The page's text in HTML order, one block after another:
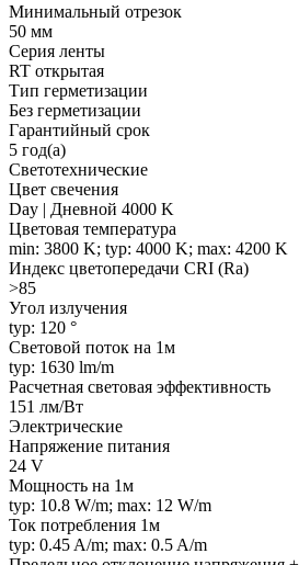
Минимальный отрезок
50 мм
Серия ленты
RT открытая
Тип герметизации
Без герметизации
Гарантийный срок
5 год(а)
Светотехнические
Цвет свечения
Day | Дневной 4000 K
Цветовая температура
min: 3800 K; typ: 4000 K; max: 4200 K
Индекс цветопередачи CRI (Ra)
>85
Угол излучения
typ: 120 °
Световой поток на 1м
typ: 1630 lm/m
Расчетная световая эффективность
151 лм/Вт
Электрические
Напряжение питания
24 V
Мощность на 1м
typ: 10.8 W/m; max: 12 W/m
Ток потребления 1м
typ: 0.45 A/m; max: 0.5 A/m